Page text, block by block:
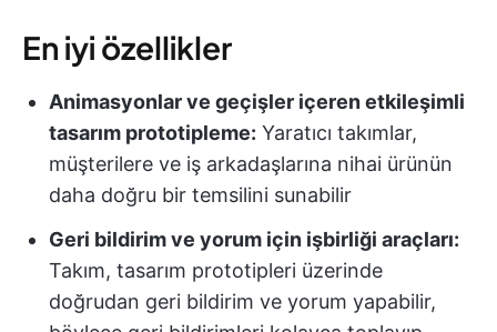
En iyi özellikler
Animasyonlar ve geçişler içeren etkileşimli
tasarım prototipleme: Yaratıcı takımlar,
müşterilere ve iş arkadaşlarına nihai ürünün
daha doğru bir temsilini sunabilir
Geri bildirim ve yorum için işbirliği araçları:
Takım, tasarım prototipleri üzerinde
doğrudan geri bildirim ve yorum yapabilir,